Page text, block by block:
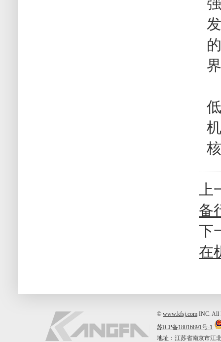
上
备
下
在
© www.kfsj.com INC. All
苏ICP备18016891号-1
地址：江苏省南京市江